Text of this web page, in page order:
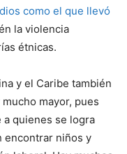
como el que llevó
la violencia
étnicas.
y el Caribe también
mayor, pues
quienes se logra
encontrar niños y